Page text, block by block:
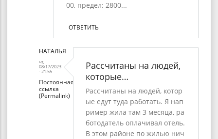
00, предел: 2800...
ОТВЕТИТЬ
НАТАЛЬЯ
чт,
08/17/2023
- 21:55
Постоянная
ссылка
(Permalink)
Рассчитаны на людей,
которые…
Рассчитаны на людей, котор
ые едут туда работать. Я нап
ример жила там 3 месяца, ра
ботодатель оплачивал отель.
В этом районе по жилью нич